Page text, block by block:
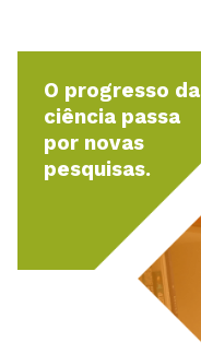
O progresso da
ciência passa
por novas
pesquisas.